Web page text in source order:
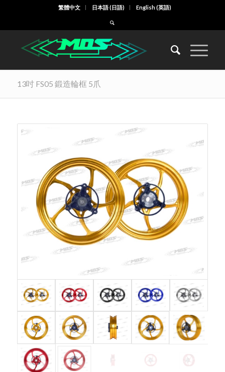
繁體中文 日本語(日語) English(英語)
13吋 FS05 鍛造輪框 5爪